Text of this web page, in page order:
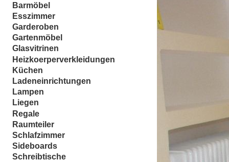
Barmöbel
Esszimmer
Garderoben
Gartenmöbel
Glasvitrinen
Heizkoerperverkleidungen
Küchen
Ladeneinrichtungen
Lampen
Liegen
Regale
Raumteiler
Schlafzimmer
Sideboards
Schreibtische